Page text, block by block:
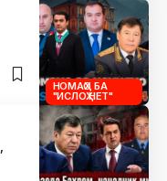
НОМАҲО БА
"ИСЛОҲ.НЕТ"